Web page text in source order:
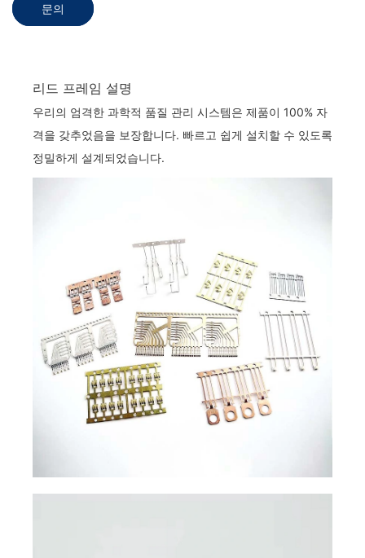
문의
리드 프레임 설명
우리의 엄격한 과학적 품질 관리 시스템은 제품이 100% 자
격을 갖추었음을 보장합니다. 빠르고 쉽게 설치할 수 있도록
정밀하게 설계되었습니다.